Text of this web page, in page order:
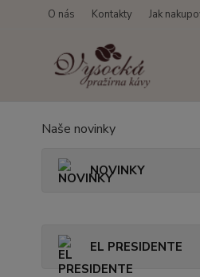
O nás Kontakty Jak
Naše novinky
NOVINKY
EL PRESIDENTE